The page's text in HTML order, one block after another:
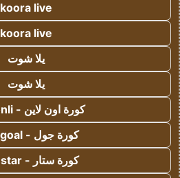
koora live
koora live
يلا شوت
يلا شوت
كورة اون لاين - kora onli
كورة جول - kora goal
كورة ستار - kora star